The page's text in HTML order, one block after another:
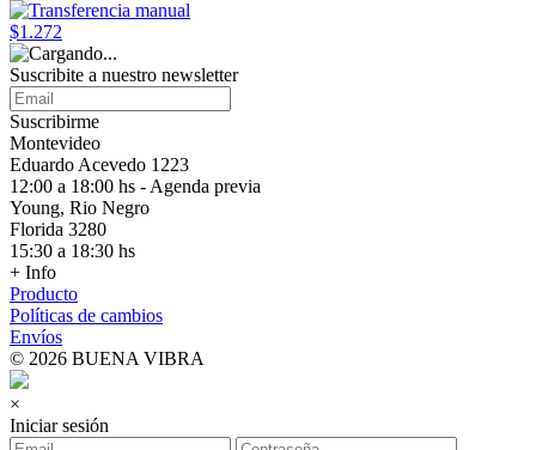
$1.272
Suscribite a nuestro newsletter
Suscribirme
Montevideo
Eduardo Acevedo 1223
12:00 a 18:00 hs - Agenda previa
Young, Rio Negro
Florida 3280
15:30 a 18:30 hs
+ Info
Producto
Políticas de cambios
Envíos
© 2026 BUENA VIBRA
×
Iniciar sesión